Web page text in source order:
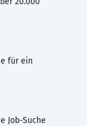
für ein
Job-Suche